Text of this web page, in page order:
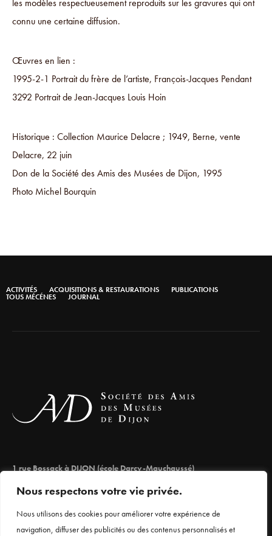
Nous respectons votre vie privée.
Nous utilisons des cookies pour améliorer votre expérience de
navigation, diffuser des publicités ou des contenus personnalisés et
connu une certaine diffusion.
Œuvres en lien :
1995-2-1 Portrait du frère de l’artiste, François-Jacques Pendant
3292 Portrait de Jean-Jacques Louis Hoin
Historique : Collection Maurice Delacre ; 1949, Berne, vente
Delacre, 22 juin
Don de la Société des Amis des Musées de Dijon, 1995
Photo Michel Bourquin
ACTIVITÉS ACQUISITIONS & RESTAURATIONS PUBLICATIONS
TOUS MÉCÉNES JOURNAL
1 rue Bossack à DIJON (école Darcy-Mauchaussé)
03 80 66 71 98